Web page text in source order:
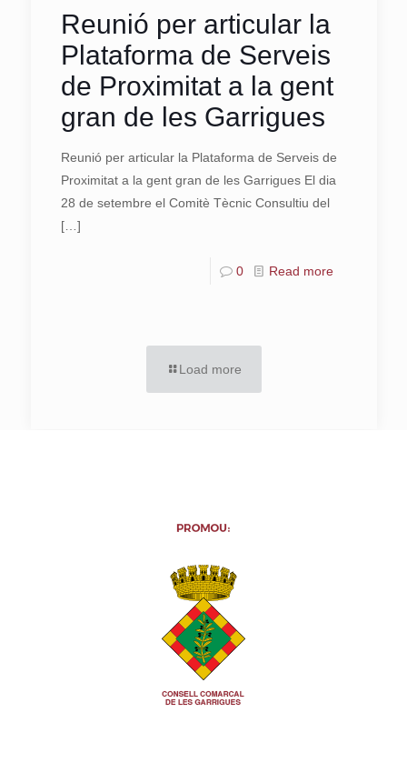
Reunió per articular la
Plataforma de Serveis
de Proximitat a la gent
gran de les Garrigues
Reunió per articular la Plataforma de Serveis de
Proximitat a la gent gran de les Garrigues El dia
28 de setembre el Comitè Tècnic Consultiu del
[…]
0 Read more
Load more